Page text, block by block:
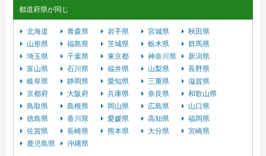
都道府県が同じ
北海道 青森県 岩手県 宮城県
秋田県
山形県
福島県 茨城県 栃木県
群馬県
埼玉県
千葉県 東京都 神奈川県
新潟県
富山県
石川県 福井県 山梨県
長野県
岐阜県
静岡県 愛知県 三重県
滋賀県
京都府
大阪府 兵庫県 奈良県
和歌山県
鳥取県
島根県 岡山県 広島県
山口県
徳島県
香川県 愛媛県 高知県
福岡県
佐賀県
長崎県 熊本県 大分県
宮崎県
鹿児島県
沖縄県